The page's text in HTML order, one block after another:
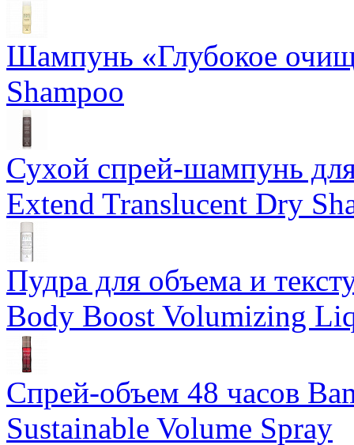
Шампунь «Глубокое
Shampoo
Сухой спрей-шампунь
Extend Translucent Dry
Пудра для объема и
Body Boost Volumizing
Спрей-объем 48 часов
Sustainable Volume Spray